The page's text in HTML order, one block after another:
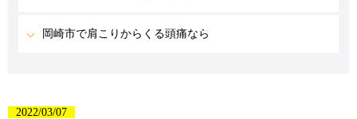
岡崎市で肩こりからくる頭痛なら
2022/03/07